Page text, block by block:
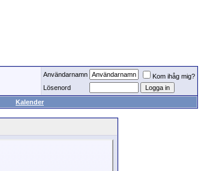
Användarnamn
Kom ihåg mig?
Lösenord
Kalender